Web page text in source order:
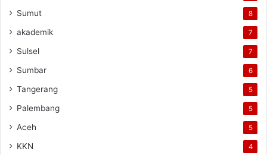
Sumut 8
akademik 7
Sulsel 7
Sumbar 6
Tangerang 5
Palembang 5
Aceh 5
KKN 4